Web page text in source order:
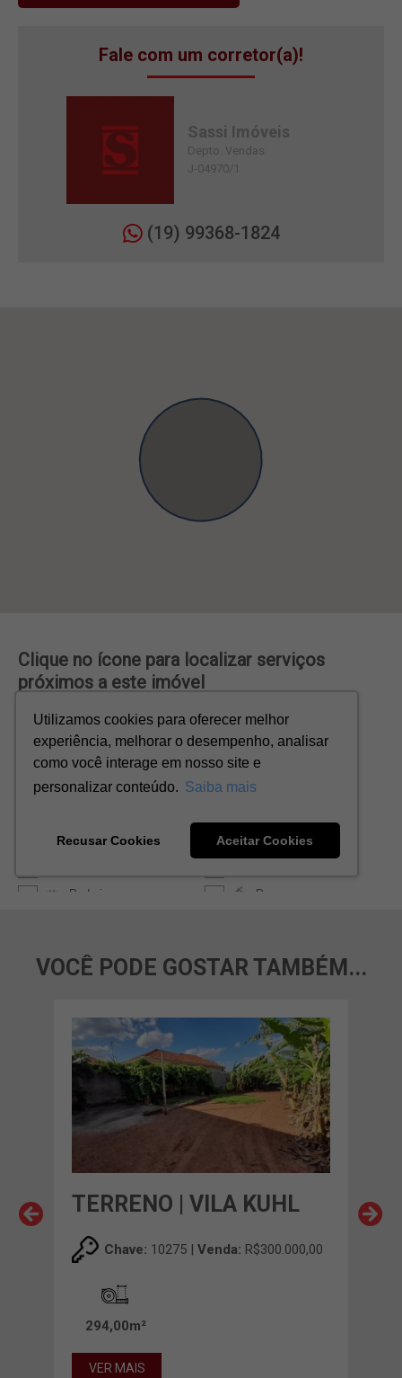
Fale com um corretor(a)!
Sassi Imóveis
Depto. Vendas
J-04970/1
(19) 99368-1824
VOCÊ PODE GOSTAR TAMBÉM...
TERRENO | VILA KUHL
Chave: 10275 | Venda: R$300.000,00
294,00m²
VER MAIS